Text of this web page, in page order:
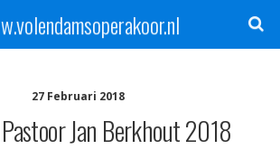
27 Februari 2018
Jan Berkhout 2018